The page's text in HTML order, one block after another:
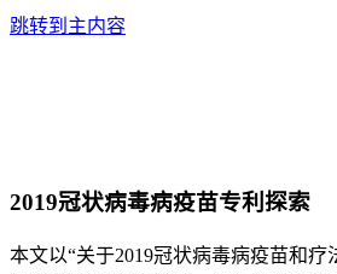
跳转到主内容
2019冠状病毒病疫苗专利探索
本文以“关于2019冠状病毒病疫苗和